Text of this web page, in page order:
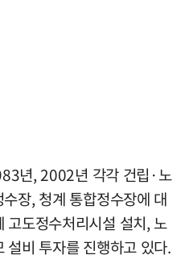
년, 2002년 각각 건립·노
장, 청계 통합정수장에 대
고도정수처리시설 설치, 노
설비 투자를 진행하고 있다.